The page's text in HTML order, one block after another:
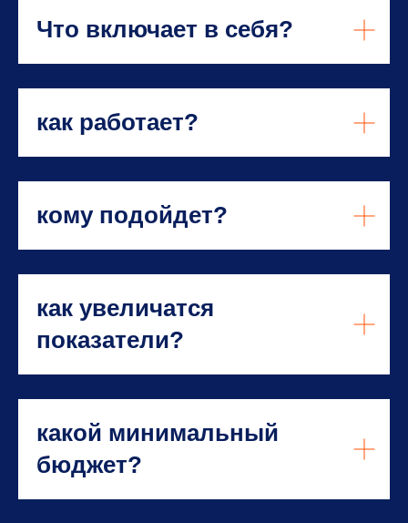
Что включает в себя?
как работает?
кому подойдет?
как увеличатся
показатели?
какой минимальный
бюджет?